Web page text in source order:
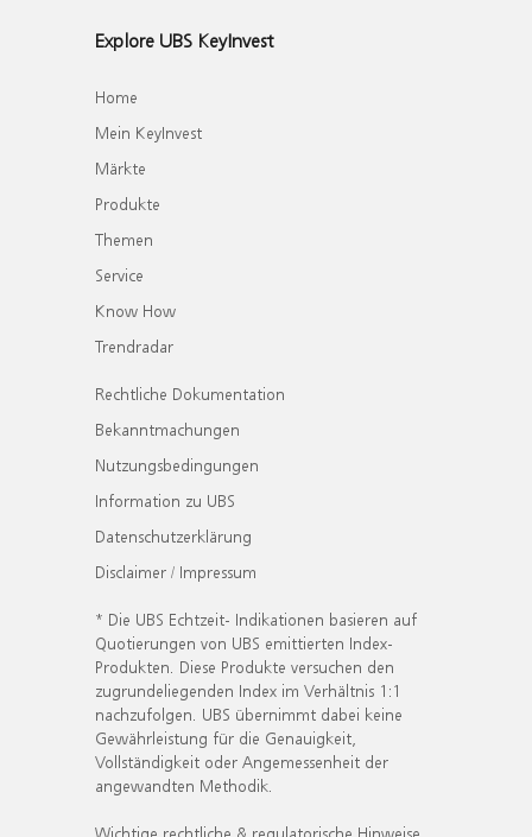
Explore UBS KeyInvest
Home
Mein KeyInvest
Märkte
Produkte
Themen
Service
Know How
Trendradar
Rechtliche Dokumentation
Bekanntmachungen
Nutzungsbedingungen
Information zu UBS
Datenschutzerklärung
Disclaimer / Impressum
* Die UBS Echtzeit- Indikationen basieren auf
Quotierungen von UBS emittierten Index-
Produkten. Diese Produkte versuchen den
zugrundeliegenden Index im Verhältnis 1:1
nachzufolgen. UBS übernimmt dabei keine
Gewährleistung für die Genauigkeit,
Vollständigkeit oder Angemessenheit der
angewandten Methodik.